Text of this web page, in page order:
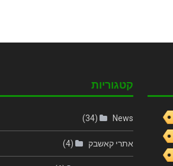
קטגוריות
News
(34)
אתרי קאשבק (4)